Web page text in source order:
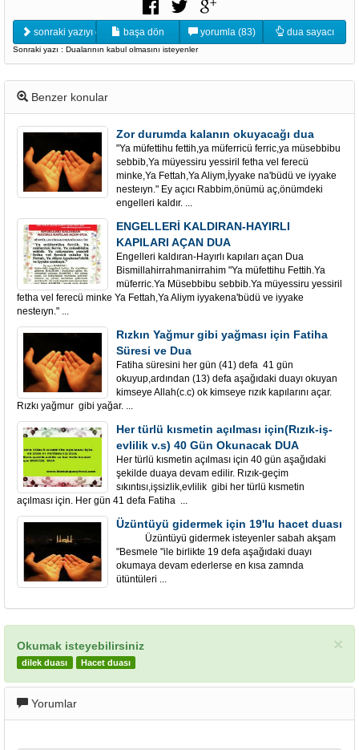
sonraki yazıyı oku başa dön yorumla (83) dua sayacı
Sonraki yazı : Dualarının kabul olmasını isteyenler
Benzer konular
Zor durumda kalanın okuyacağı dua
"Ya müfettihu fettih,ya müferricü ferric,ya müsebbibu
sebbib,Ya müyessiru yessiril fetha vel ferecü
minke,Ya Fettah,Ya Aliym,İyyake na'büdü ve iyyake
nesteıyn." Ey açıcı Rabbim,önümü aç,önümdeki
engelleri kaldır. ...
ENGELLERİ KALDIRAN-HAYIRLI
KAPILARI AÇAN DUA
Engelleri kaldıran-Hayırlı kapıları açan Dua
Bismillahirrahmanirrahim "Ya müfettihu Fettih.Ya
müferric.Ya Müsebbibu sebbib.Ya müyessiru yessiril
fetha vel ferecü minke Ya Fettah,Ya Aliym iyyakena'büdü ve iyyake
nesteıyn." ...
Rızkın Yağmur gibi yağması için Fatiha
Süresi ve Dua
Fatiha süresini her gün (41) defa 41 gün
okuyup,ardından (13) defa aşağıdaki duayı okuyan
kimseye Allah(c.c) ok kimseye rızık kapılarını açar.
Rızkı yağmur gibi yağar. ...
Her türlü kısmetin açılması için(Rızık-iş-
evlilik v.s) 40 Gün Okunacak DUA
Her türlü kısmetin açılması için 40 gün aşağıdaki
şekilde duaya devam edilir. Rızık-geçim
sıkıntısı,işsizlik,evlilik gibi her türlü kısmetin
açılması için. Her gün 41 defa Fatiha ...
Üzüntüyü gidermek için 19'lu hacet duası
Üzüntüyü gidermek isteyenler sabah akşam
"Besmele "ile birlikte 19 defa aşağıdaki duayı
okumaya devam ederlerse en kısa zamnda
ütüntüleri ...
×
Okumak isteyebilirsiniz
dilek duası Hacet duası
Yorumlar